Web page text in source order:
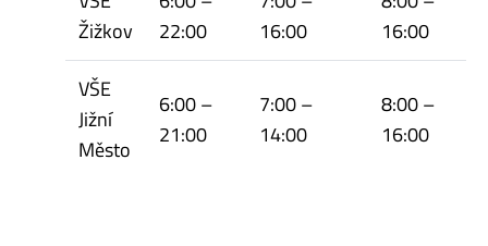
Žižkov
22:00
16:00
16:00
VŠE
Jižní
Město
6:00 –
21:00
7:00 –
14:00
8:00 –
16:00